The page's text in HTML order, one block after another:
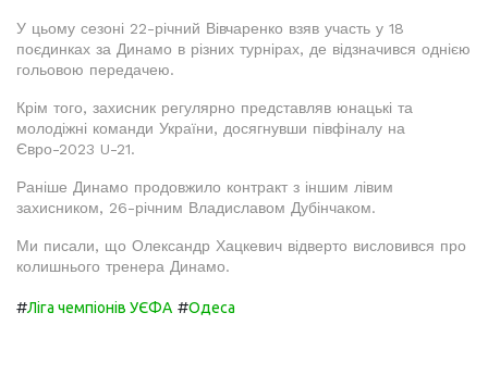
У цьому сезоні 22-річний Вівчаренко взяв участь у 18
поєдинках за Динамо в різних турнірах, де відзначився однією
гольовою передачею.
Крім того, захисник регулярно представляв юнацькі та
молодіжні команди України, досягнувши півфіналу на
Євро-2023 U-21.
Раніше Динамо продовжило контракт з іншим лівим
захисником, 26-річним Владиславом Дубінчаком.
Ми писали, що Олександр Хацкевич відверто висловився про
колишнього тренера Динамо.
#Ліга чемпіонів УЄФА #Одеса